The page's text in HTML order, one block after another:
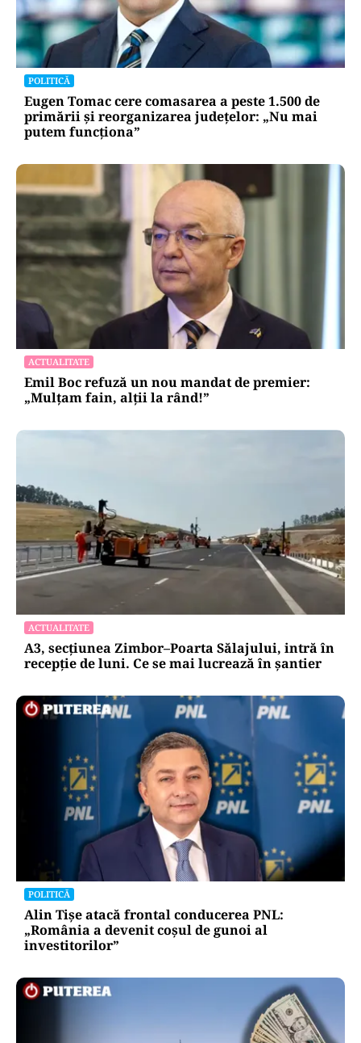
LIFESTYLE
Alina Pușcău, ajunge pe masa de operație:
„UCLA încearcă să-mi salveze viața”
POLITICĂ
Eugen Tomac cere comasarea a peste 1.500 de
primării și reorganizarea județelor: „Nu mai
putem funcționa”
ACTUALITATE
Emil Boc refuză un nou mandat de premier:
„Mulțam fain, alții la rând!”
ACTUALITATE
A3, secțiunea Zimbor–Poarta Sălajului, intră în
recepție de luni. Ce se mai lucrează în șantier